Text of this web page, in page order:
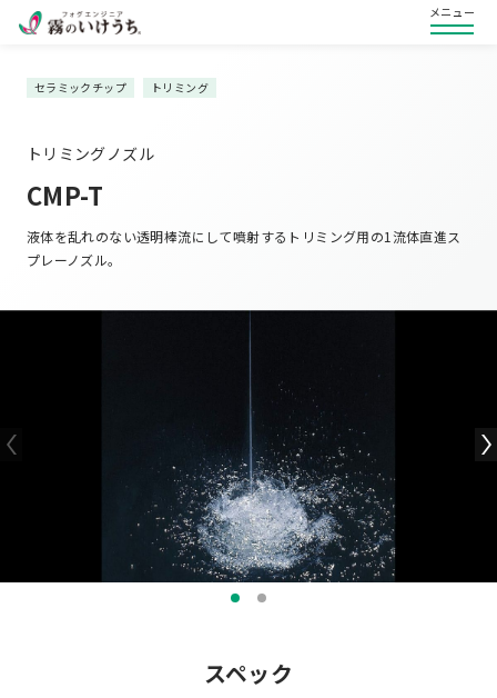
メニュー
セラミックチップ トリミング
トリミングノズル
CMP-T
液体を乱れのない透明棒流にして噴射するトリミング用の1流体直進ス
プレーノズル。
スペック